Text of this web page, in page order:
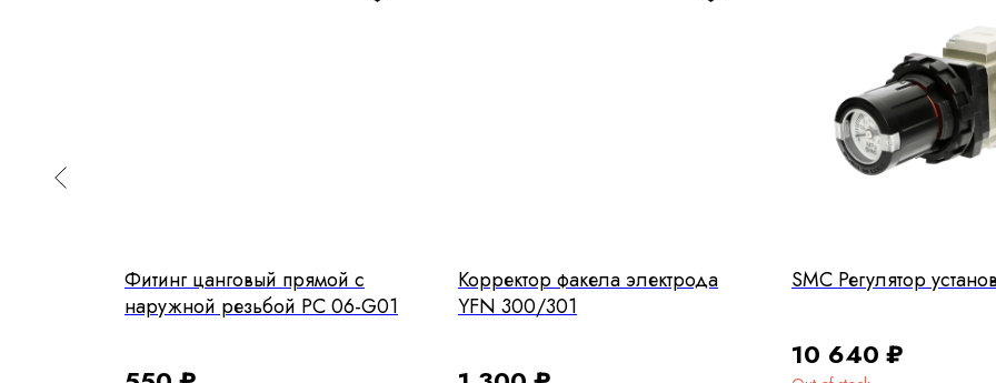
Фитинг цанговый прямой с
наружной резьбой PC 06-G01
Корректор факела электрода
YFN 300/301
SMC Регулятор
10 640 ₽